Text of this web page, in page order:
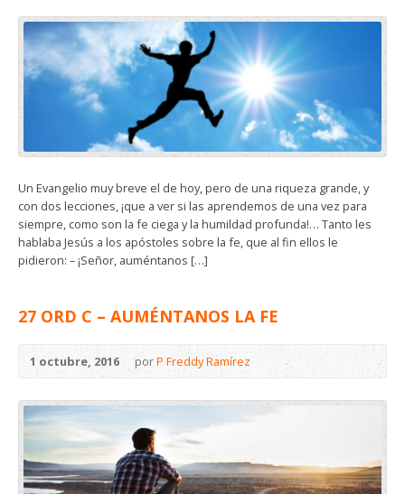
Un Evangelio muy breve el de hoy, pero de una riqueza grande, y
con dos lecciones, ¡que a ver si las aprendemos de una vez para
siempre, como son la fe ciega y la humildad profunda!… Tanto les
hablaba Jesús a los apóstoles sobre la fe, que al fin ellos le
pidieron: – ¡Señor, auméntanos […]
27 ORD C – AUMÉNTANOS LA FE
1 octubre, 2016 porP Freddy Ramírez